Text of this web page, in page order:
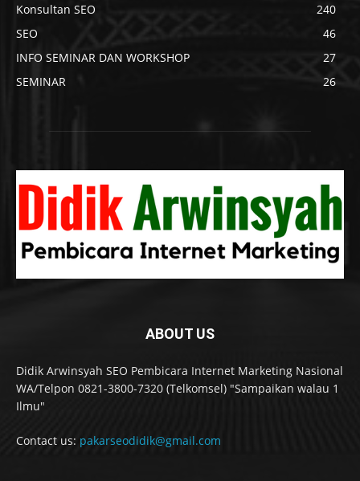
Konsultan SEO
240
SEO
46
INFO SEMINAR DAN WORKSHOP
27
SEMINAR
26
ABOUT US
Didik Arwinsyah SEO Pembicara Internet Marketing Nasional
WA/Telpon 0821-3800-7320 (Telkomsel) "Sampaikan walau 1
Ilmu"
Contact us: pakarseodidik@gmail.com